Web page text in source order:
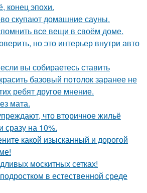
конец эпохи.
скупают домашние сауны.
все вещи в своём доме.
но это интерьер внутри авто
вы собираетесь ставить
базовый потолок заранее не
ребят другое мнение.
мата.
что вторичное жильё
сразу на 10%.
какой изысканный и дорогой
москитных сетках!
в естественной среде